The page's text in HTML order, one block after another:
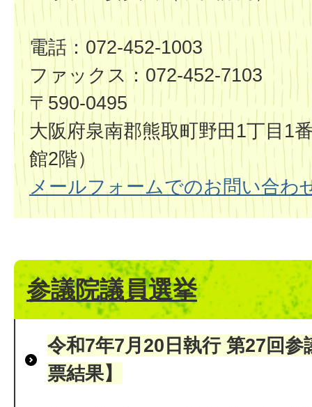
電話：072-452-1003
ファックス：072-452-7103
〒590-0495
大阪府泉南郡熊取町野田1丁目1
館2階）
メールフォームでのお問い合わ
参議院議員選挙
令和7年7月20日執行 第27回参
票結果】